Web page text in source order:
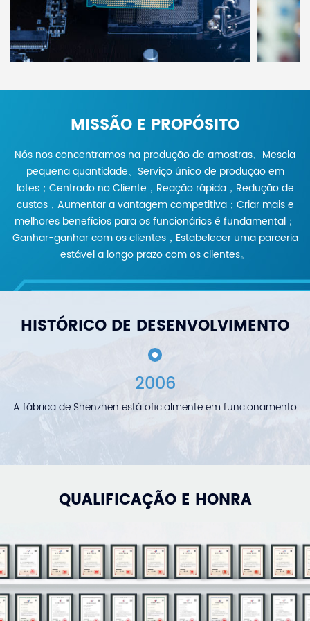
MISSÃO E PROPÓSITO
Nós nos concentramos na produção de amostras、Mescla
pequena quantidade、Serviço único de produção em
lotes；Centrado no Cliente，Reação rápida，Redução de
custos，Aumentar a vantagem competitiva；Criar mais e
melhores benefícios para os funcionários é fundamental；
Ganhar-ganhar com os clientes，Estabelecer uma parceria
estável a longo prazo com os clientes。
HISTÓRICO DE DESENVOLVIMENTO
2006
A fábrica de Shenzhen está oficialmente em funcionamento
QUALIFICAÇÃO E HONRA